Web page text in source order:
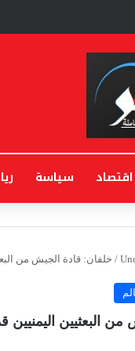
اقتصاد سياسة
/ خلفان: قادة الجيش من
من البعثيين